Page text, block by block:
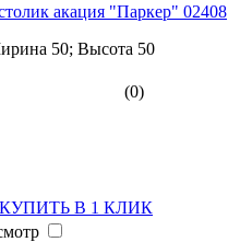
акация "Паркер" 02408
50; Высота 50
(0)
КУПИТЬ В 1 КЛИК